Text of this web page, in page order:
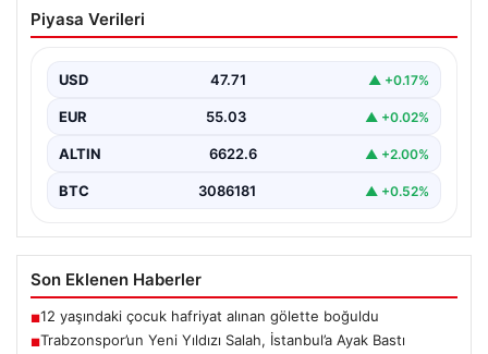
İstanbul’a Ayak Bastı
İstanbul’a iniş yaptı. Havalimanında basın mensupları ve
kulüp…
Piyasa Verileri
USD 47.71 ▲ +0.17%
EUR 55.03 ▲ +0.02%
ALTIN 6622.6 ▲ +2.00%
BTC 3086181 ▲ +0.52%
Son Eklenen Haberler
■12 yaşındaki çocuk hafriyat alınan gölette boğuldu
■Trabzonspor’un Yeni Yıldızı Salah, İstanbul’a Ayak Bastı